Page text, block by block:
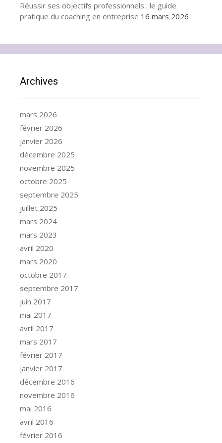
Réussir ses objectifs professionnels : le guide
pratique du coaching en entreprise 16 mars 2026
Archives
mars 2026
février 2026
janvier 2026
décembre 2025
novembre 2025
octobre 2025
septembre 2025
juillet 2025
mars 2024
mars 2023
avril 2020
mars 2020
octobre 2017
septembre 2017
juin 2017
mai 2017
avril 2017
mars 2017
février 2017
janvier 2017
décembre 2016
novembre 2016
mai 2016
avril 2016
février 2016